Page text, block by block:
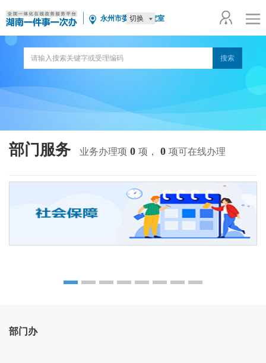
永州市委党史研究室
切换
部门服务 业务办理项 0 项， 0 项可在线办理
部门办